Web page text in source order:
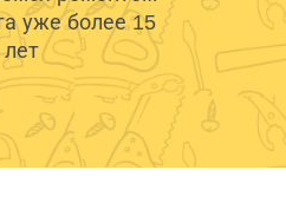
уже более 15
лет